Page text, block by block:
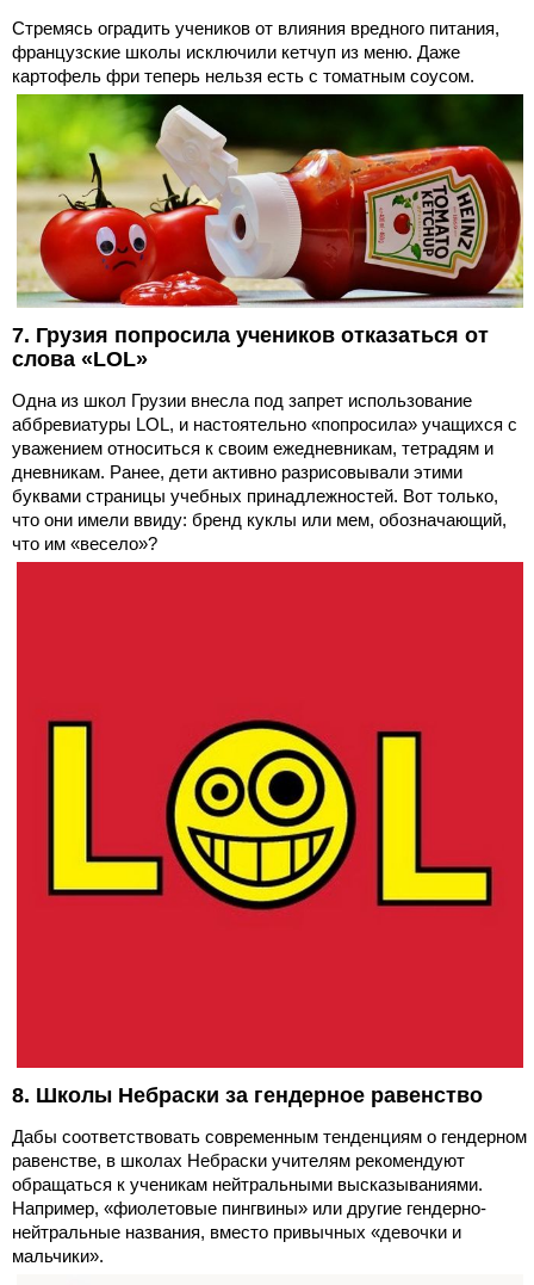
Стремясь оградить учеников от влияния вредного питания,
французские школы исключили кетчуп из меню. Даже
картофель фри теперь нельзя есть с томатным соусом.
7. Грузия попросила учеников отказаться от
слова «LOL»
Одна из школ Грузии внесла под запрет использование
аббревиатуры LOL, и настоятельно «попросила» учащихся с
уважением относиться к своим ежедневникам, тетрадям и
дневникам. Ранее, дети активно разрисовывали этими
буквами страницы учебных принадлежностей. Вот только,
что они имели ввиду: бренд куклы или мем, обозначающий,
что им «весело»?
8. Школы Небраски за гендерное равенство
Дабы соответствовать современным тенденциям о гендерном
равенстве, в школах Небраски учителям рекомендуют
обращаться к ученикам нейтральными высказываниями.
Например, «фиолетовые пингвины» или другие гендерно-
нейтральные названия, вместо привычных «девочки и
мальчики».